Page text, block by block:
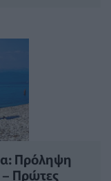
Πρόληψη
Πρώτες